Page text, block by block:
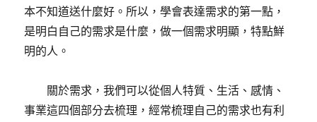
本不知道送什麼好。所以，學會表達需求的第一點，
是明白自己的需求是什麼，做一個需求明顯，特點鮮
明的人。
關於需求，我們可以從個人特質、生活、感情、
事業這四個部分去梳理，經常梳理自己的需求也有利